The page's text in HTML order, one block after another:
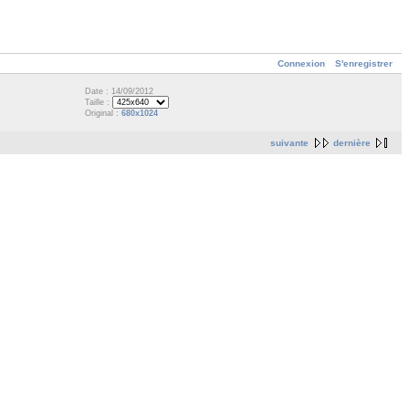
Connexion S'enregistrer
Date : 14/09/2012
Taille :
Original : 680x1024
suivante dernière